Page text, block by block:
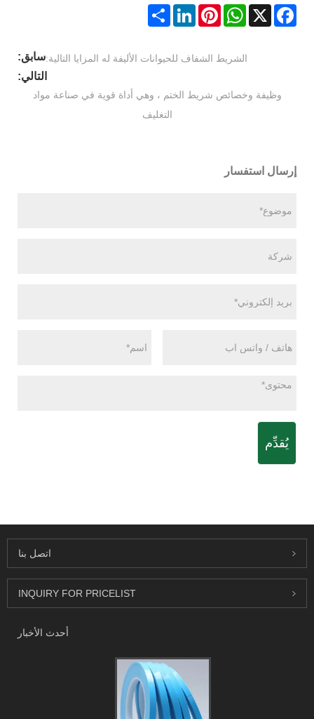
Facebook
X
WhatsApp
Pinterest
LinkedIn
Share
سابق:الشريط الشفاف للحيوانات الأليفة له المزايا التالية:
التالي:
وظيفة وخصائص شريط الختم ، وهي أداة قوية في صناعة مواد
التغليف
إرسال استفسار
يُقدِّم
اتصل بنا
INQUIRY FOR PRICELIST
أحدث الأخبار